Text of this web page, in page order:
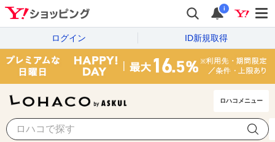
i
ログイン ID新規取得
ロハコメニュー